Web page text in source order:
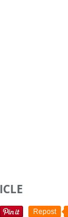
Repost